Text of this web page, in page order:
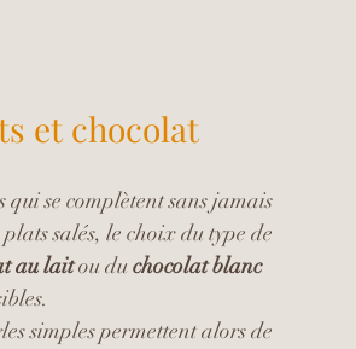
et chocolat
se complètent sans jamais
salés, le choix du type de
au lait ou du chocolat blanc
simples permettent alors de